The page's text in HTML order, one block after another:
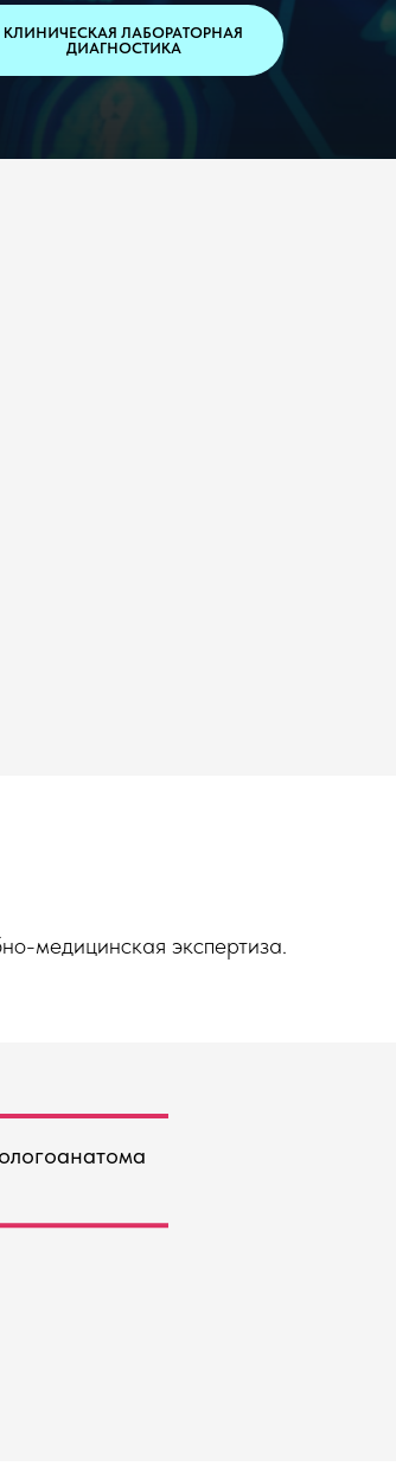
КЛИНИЧЕСКАЯ ЛАБОРАТОРНАЯ
ДИАГНОСТИКА
медицинская экспертиза.